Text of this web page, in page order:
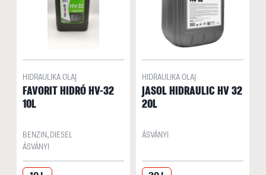
HIDRAULIKA OLAJ
FAVORIT HIDRÓ HV-32
10L
BENZIN, DIESEL
ÁSVÁNYI
HIDRAULIKA OLAJ
JASOL HIDRAULIC HV 32
20L
ÁSVÁNYI